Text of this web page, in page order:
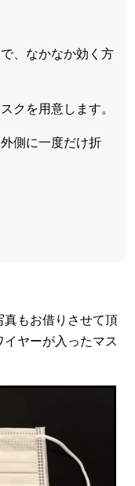
、なかなか効く方
クを用意します。
側に一度だけ折
真もお借りさせて頂
ヤーが入ったマス